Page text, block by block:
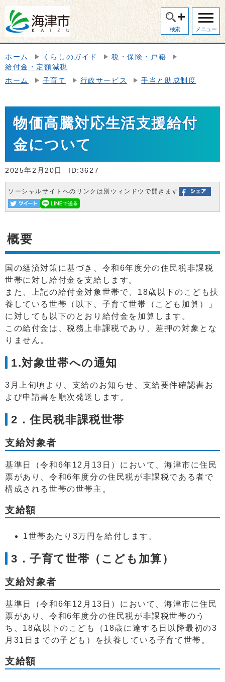
検索 メニュー
ホーム くらしのガイド
税・保険・戸籍
給付金・定額減税
ホーム
子育て 行政サービス 手当と助成制度
物価高騰対応生活支援給付
金について
2025年2月20日 ID:3627
ソーシャルサイトへのリンクは別ウィンドウで開きます
概要
国の経済対策に基づき、令和6年度分の住民税非課税
世帯に対し給付金を支給します。
また、上記の給付金対象世帯で、18歳以下のこども扶
養している世帯（以下、子育て世帯（こども加算）」
に対しても以下のとおり給付金を加算します。
この給付金は、税務上非課税であり、差押の対象とな
りません。
1.対象世帯への通知
3月上旬頃より、支給のお知らせ、支給要件確認書お
よび申請書を順次発送します。
2．住民税非課税世帯
支給対象者
基準日（令和6年12月13日）において、海津市に住民
票があり、令和6年度分の住民税が非課税である者で
構成される世帯の世帯主。
支給額
1世帯あたり3万円を給付します。
3．子育て世帯（こども加算）
支給対象者
基準日（令和6年12月13日）において、海津市に住民
票があり、令和6年度分の住民税が非課税世帯のう
ち、18歳以下のこども（18歳に達する日以降最初の3
月31日までの子ども）を扶養している子育て世帯。
支給額